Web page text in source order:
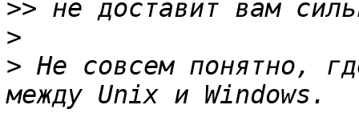
>>
>
> Не совсем понятно,